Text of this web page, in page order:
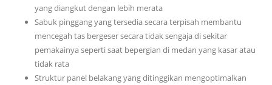
yang diangkut dengan lebih merata
Sabuk pinggang yang tersedia secara terpisah membantu
mencegah tas bergeser secara tidak sengaja di sekitar
pemakainya seperti saat bepergian di medan yang kasar atau
tidak rata
Struktur panel belakang yang ditinggikan mengoptimalkan